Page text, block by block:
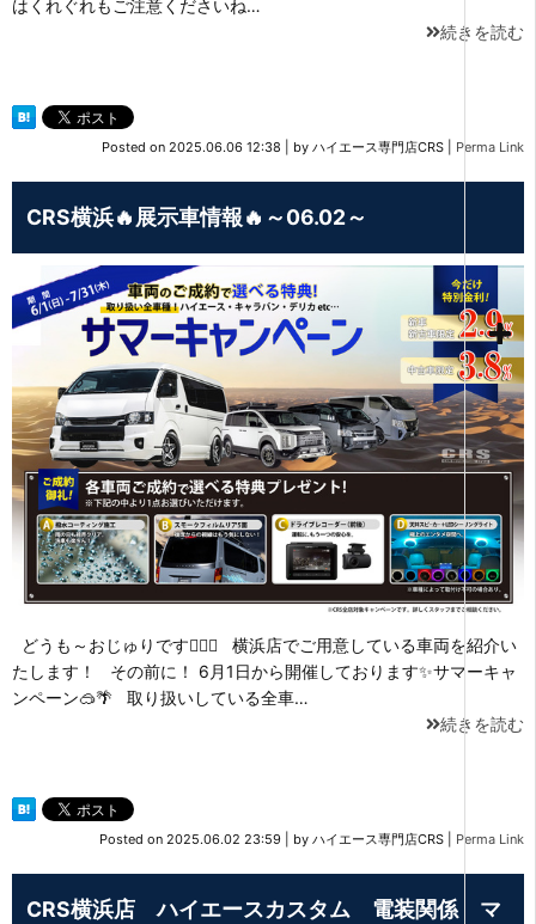
はくれぐれもご注意くださいね…
続きを読む
Posted on 2025.06.06 12:38 by ハイエース専門店CRS Perma Link
CRS横浜🔥展示車情報🔥～06.02～
どうも～おじゅりです🙋🏻‍♀️ 横浜店でご用意している車両を紹介い
たします！ その前に！ 6月1日から開催しております✨サマーキャ
ンペーン🥽🌴 取り扱いしている全車…
続きを読む
Posted on 2025.06.02 23:59 by ハイエース専門店CRS Perma Link
CRS横浜店 ハイエースカスタム 電装関係 マ